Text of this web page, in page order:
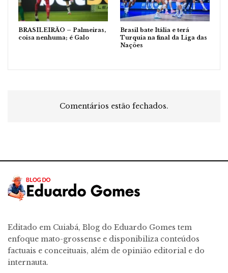
BRASILEIRÃO – Palmeiras,
coisa nenhuma; é Galo
Brasil bate Itália e terá
Turquia na final da Liga das
Nações
Comentários estão fechados.
Editado em Cuiabá, Blog do Eduardo Gomes tem
enfoque mato-grossense e disponibiliza conteúdos
factuais e conceituais, além de opinião editorial e do
internauta.